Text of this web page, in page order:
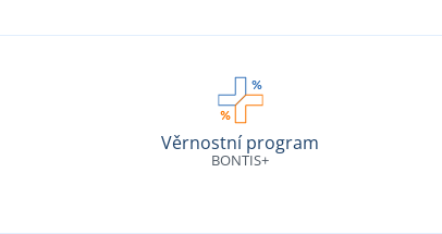
Věrnostní program
BONTIS+